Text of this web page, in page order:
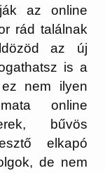
az online
rád találnak
az új
is a
nem ilyen
online
bűvös
elkapó
de nem